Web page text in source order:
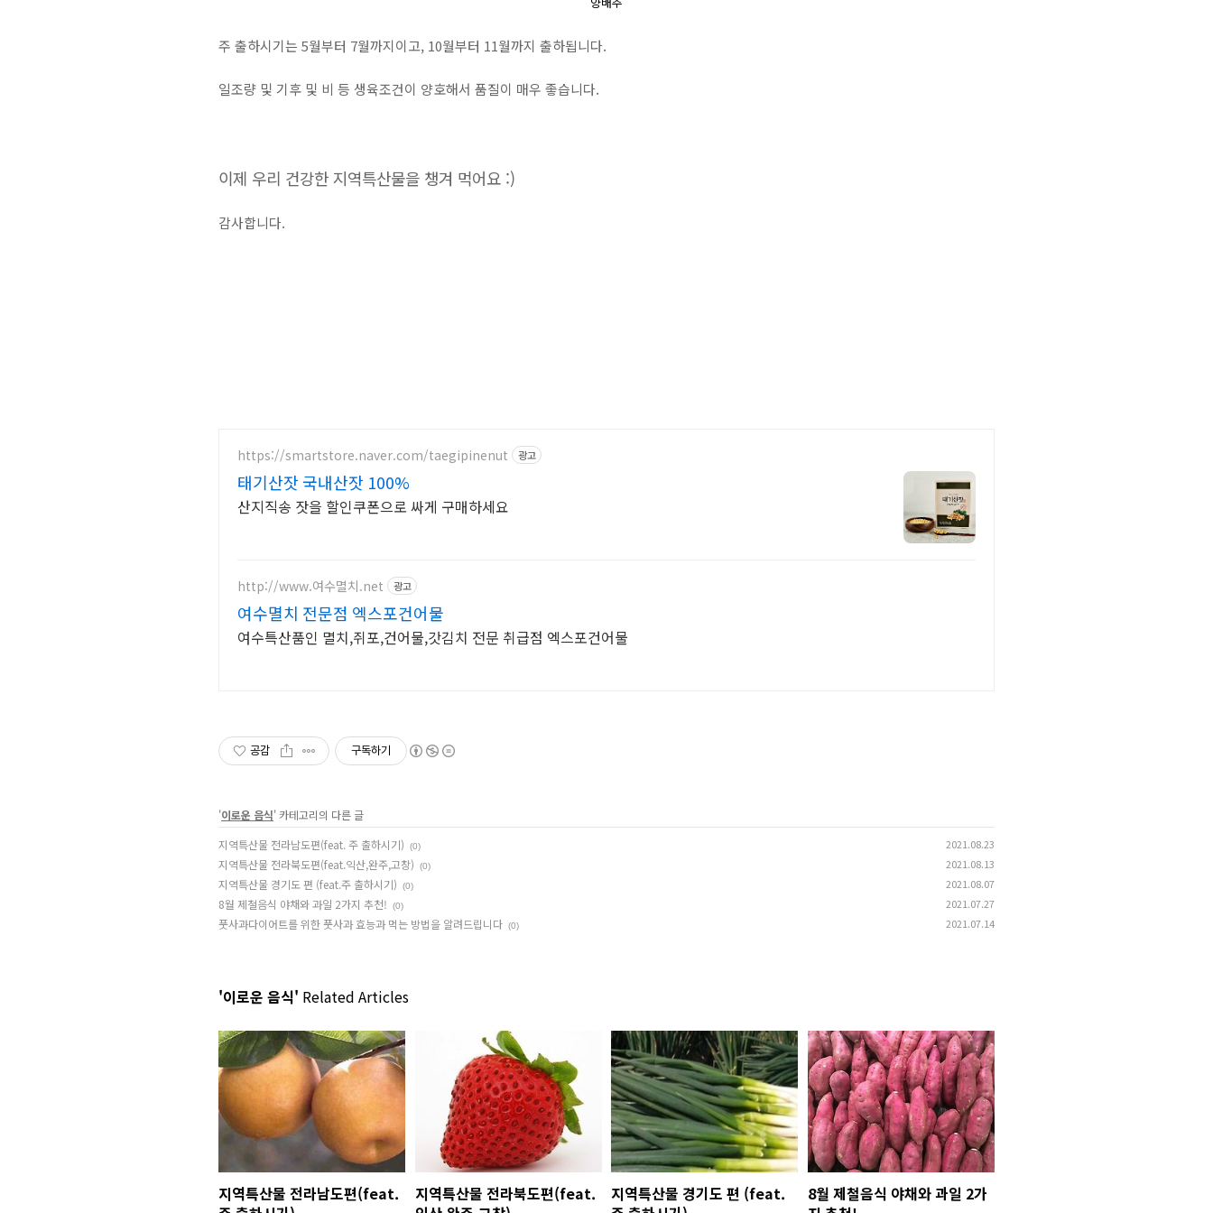
주 출하시기는 5월부터 7월까지이고, 10월부터 11월까지 출하됩니다.
일조량 및 기후 및 비 등 생육조건이 양호해서 품질이 매우 좋습니다.
이제 우리 건강한 지역특산물을 챙겨 먹어요 :)
감사합니다.
https://smartstore.naver.com/taegipinenut 광고
태기산잣 국내산잣 100%
산지직송 잣을 할인쿠폰으로 싸게 구매하세요
http://www.여수멸치.net 광고
여수멸치 전문점 엑스포건어물
여수특산품인 멸치,쥐포,건어물,갓김치 전문 취급점 엑스포건어물
공감 구독하기
'이로운 음식' 카테고리의 다른 글
지역특산물 전라남도편(feat. 주 출하시기)
(0) 2021.08.23
지역특산물 전라북도편(feat.익산,완주,고창) (0) 2021.08.13
지역특산물 경기도 편 (feat.주 출하시기) (0) 2021.08.07
8월 제철음식 야채와 과일 2가지 추천! (0) 2021.07.27
풋사과다이어트를 위한 풋사과 효능과 먹는 방법을 알려드립니다 (0) 2021.07.14
'이로운 음식' Related Articles
지역특산물 전라남도편(feat.
지역특산물 전라북도편(feat.
지역특산물 경기도 편 (feat.
8월 제철음식 야채와 과일 2가